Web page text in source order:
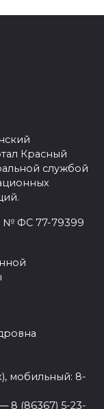
Красный
службой
№ ФС 77-79399
мобильный: 8-
8 (86367) 5-23-